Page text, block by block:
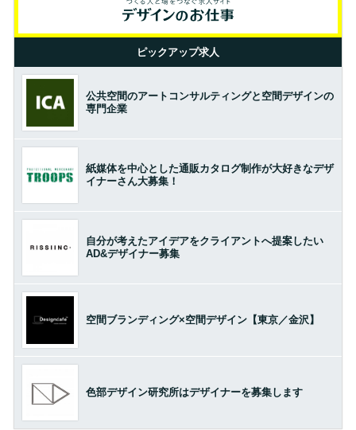
ピックアップ求人
公共空間のアートコンサルティングと空間デザインの
専門企業
紙媒体を中心とした通販カタログ制作が大好きなデザ
イナーさん大募集！
自分が考えたアイデアをクライアントへ提案したい
AD&デザイナー募集
空間ブランディング×空間デザイン【東京／金沢】
色部デザイン研究所はデザイナーを募集します